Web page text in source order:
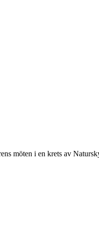
möten i en krets av